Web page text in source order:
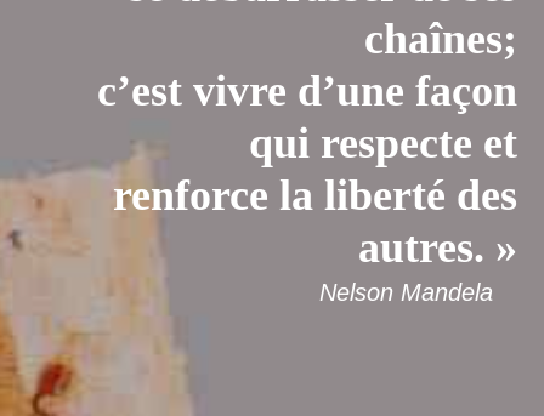
chaînes;
c’est vivre d’une façon
qui respecte et
renforce la liberté des
autres. »
Nelson Mandela